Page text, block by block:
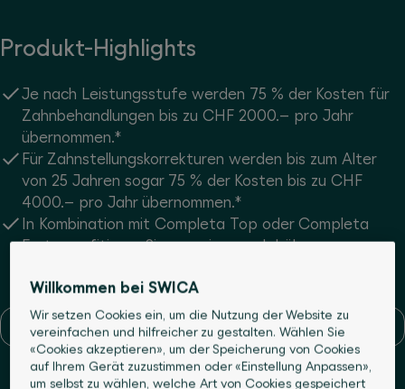
Produkt-Highlights
Je nach Leistungsstufe werden 75 % der Kosten für
Zahnbehandlungen bis zu CHF 2000.– pro Jahr
übernommen.*
Für Zahnstellungskorrekturen werden bis zum Alter
von 25 Jahren sogar 75 % der Kosten bis zu CHF
4000.– pro Jahr übernommen.*
In Kombination mit Completa Top oder Completa
Forte profitieren Sie von einer noch höheren
*Zu den Details
Willkommen bei SWICA
Wir setzen Cookies ein, um die Nutzung der Website zu
vereinfachen und hilfreicher zu gestalten. Wählen Sie
«Cookies akzeptieren», um der Speicherung von Cookies
auf Ihrem Gerät zuzustimmen oder «Einstellung Anpassen»,
um selbst zu wählen, welche Art von Cookies gespeichert